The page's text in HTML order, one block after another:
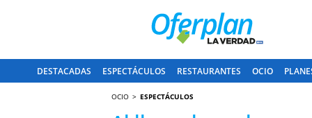
DESTACADAS ESPECTÁCULOS RESTAURANTES OCIO
OCIO ESPECTÁCULOS